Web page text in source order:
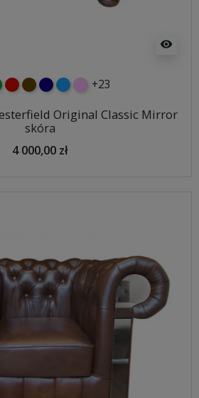
visibility
czerwony
czekoladowy
granatowy
niebieski
różowy
+23
Original Classic Mirror
skóra
4 000,00 zł